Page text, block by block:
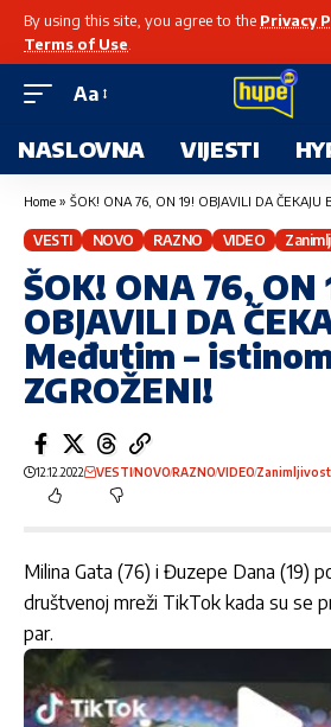
By using this site, you agree to the Privacy
Terms of Use
Aa
NASLOVNA VIJESTI
Home » ŠOK! ONA 76, ON 19! OBJAVILI DA ČEKAJU BEBU!
VESTI NOVO RAZNO VIDEO
ŠOK! ONA 76, ON
OBJAVILI DA
Međutim –
ZGROŽENI!
12.12.2022 VESTINOVORAZNOVIDEO
Milina Gata (76) i Đuzepe Dana (19)
društvenoj mreži TikTok kada su se
par.